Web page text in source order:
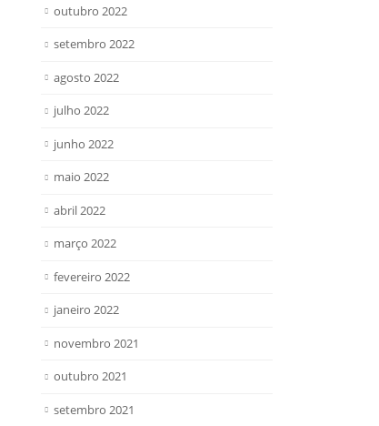
outubro 2022
setembro 2022
agosto 2022
julho 2022
junho 2022
maio 2022
abril 2022
março 2022
fevereiro 2022
janeiro 2022
novembro 2021
outubro 2021
setembro 2021